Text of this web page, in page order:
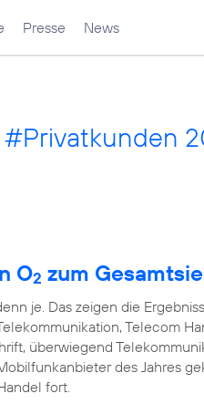
Presse News
O2 zum
je. Das zeigen die
Telecom
überwiegend
des Jahres
fort.